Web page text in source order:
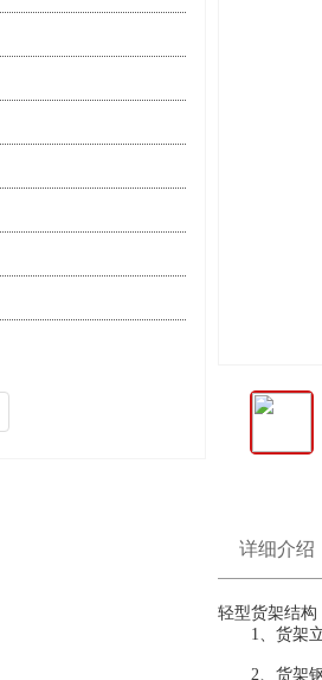
详细介绍
轻型货架结构
1、货架立
2、货架钢